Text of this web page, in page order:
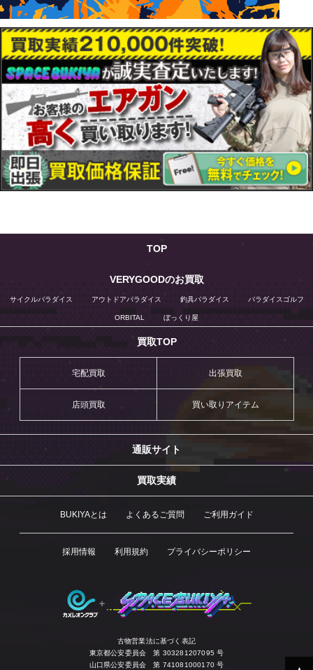
TOP
VERYGOODのお買取
サイクルパラダイス アウトドアパラダイス 釣具パラダイス パラダイスゴルフ
ORBITAL ぼっくり屋
買取TOP
宅配買取 出張買取
店頭買取 買い取りアイテム
通販サイト
買取実績
BUKIYAとは よくあるご質問 ご利用ガイド
採用情報 利用規約 プライバシーポリシー
古物営業法に基づく表記
東京都公安委員会 第 303281207095 号
山口県公安委員会 第 741081000170 号